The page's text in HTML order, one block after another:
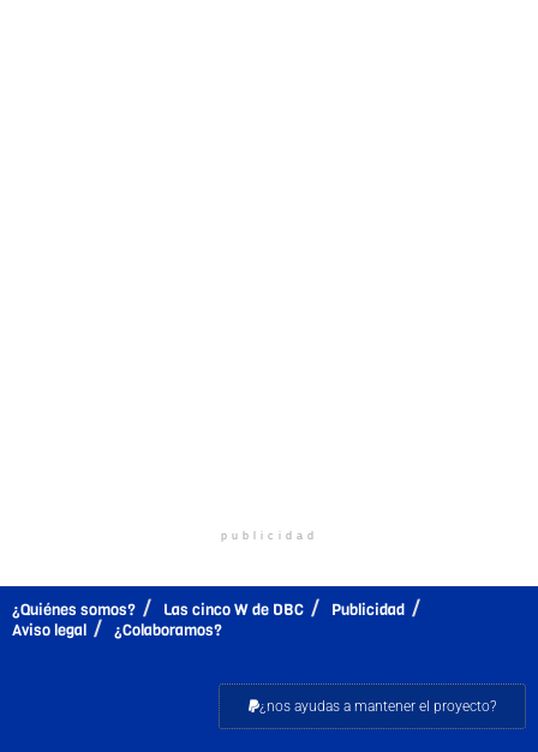
publicidad
¿Quiénes somos? Las cinco W de DBC
Publicidad
Aviso legal
¿Colaboramos?
¿nos ayudas a mantener el proyecto?